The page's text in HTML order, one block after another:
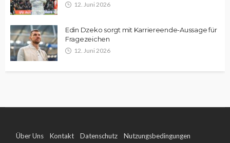
12. Juni 2026
Edin Dzeko sorgt mit Karriereende-Aussage für
Fragezeichen
12. Juni 2026
Über Uns Kontakt Datenschutz Nutzungsbedingungen